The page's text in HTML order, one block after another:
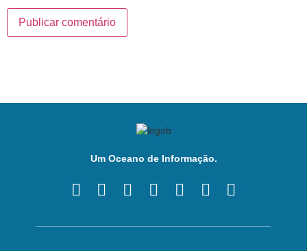
Um Oceano de Informação.